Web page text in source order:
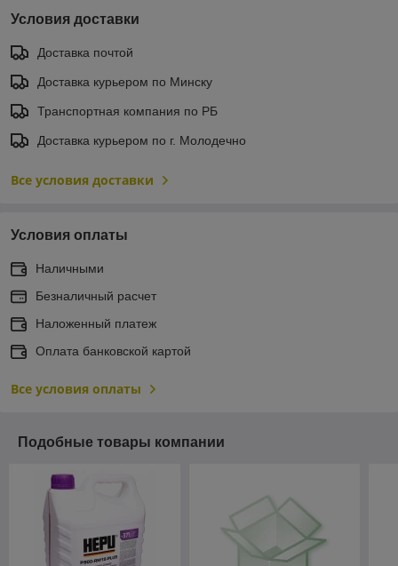
Условия доставки
Доставка почтой
Доставка курьером по Минску
Транспортная компания по РБ
Доставка курьером по г. Молодечно
Все условия доставки
Условия оплаты
Наличными
Безналичный расчет
Наложенный платеж
Оплата банковской картой
Все условия оплаты
Подобные товары компании